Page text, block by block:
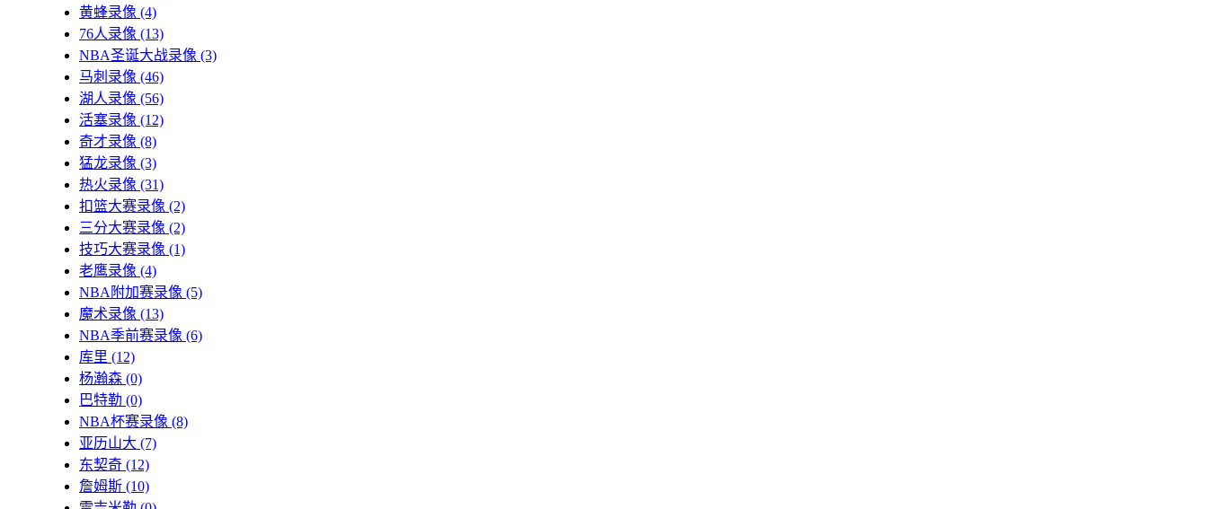
黄蜂录像 (4)
76人录像 (13)
NBA圣诞大战录像 (3)
马刺录像 (46)
湖人录像 (56)
活塞录像 (12)
奇才录像 (8)
猛龙录像 (3)
热火录像 (31)
扣篮大赛录像 (2)
三分大赛录像 (2)
技巧大赛录像 (1)
老鹰录像 (4)
NBA附加赛录像 (5)
魔术录像 (13)
NBA季前赛录像 (6)
库里 (12)
杨瀚森 (0)
巴特勒 (0)
NBA杯赛录像 (8)
亚历山大 (7)
东契奇 (12)
詹姆斯 (10)